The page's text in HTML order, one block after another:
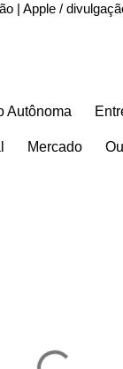
| Apple /
Autônoma
Mercado